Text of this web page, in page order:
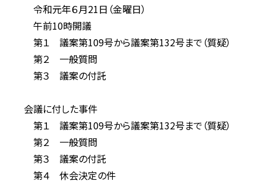
令和元年６月21日（金曜日）
午前10時開議
第１ 議案第109号から議案第132号まで（質疑）
第２ 一般質問
第３ 議案の付託
会議に付した事件
第１ 議案第109号から議案第132号まで（質疑）
第２ 一般質問
第３ 議案の付託
第４ 休会決定の件